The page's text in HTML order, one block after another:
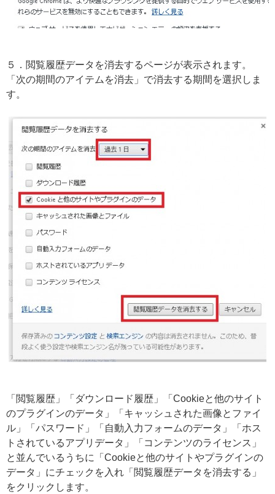
５．閲覧履歴データを消去するページが表示されます。
「次の期間のアイテムを消去」で消去する期間を選択しま
す。
「閲覧履歴」「ダウンロード履歴」「Cookieと他のサイト
のプラグインのデータ」「キャッシュされた画像とファイ
ル」「パスワード」「自動入力フォームのデータ」「ホス
トされているアプリデータ」「コンテンツのライセンス」
と並んでいるうちに「Cookieと他のサイトやプラグインの
データ」にチェックを入れ「閲覧履歴データを消去する」
をクリックします。